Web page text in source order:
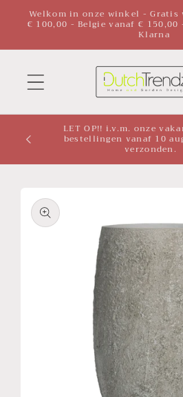
naar de
Welkom in onze winkel - Gratis
€ 100,00 - Belgie vanaf €
Klarna
LET OP!! i.v.m. onze
bestellingen vanaf 10
verzonden.
direct naar